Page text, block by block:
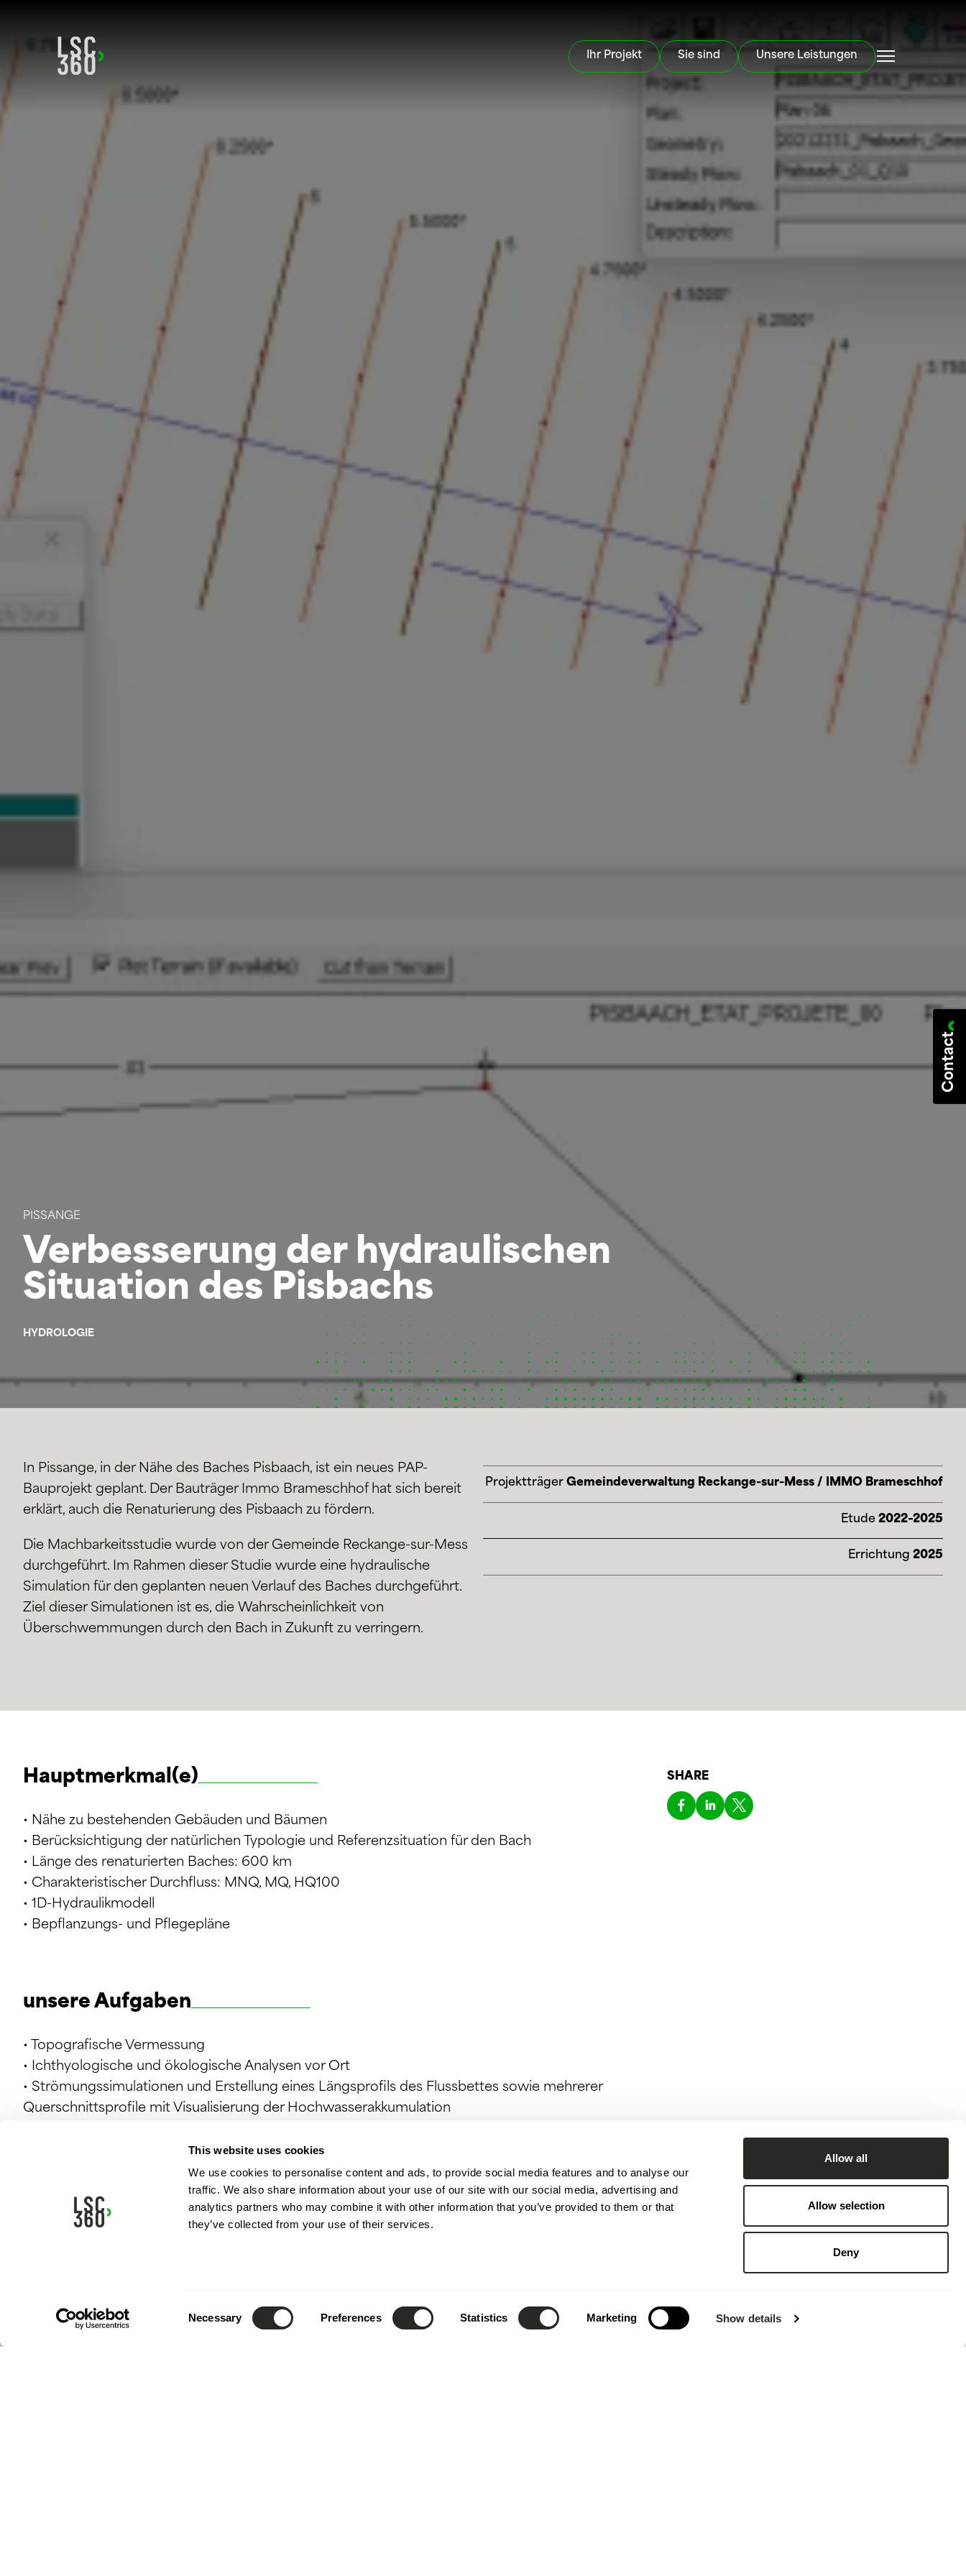
This website uses cookies
We use cookies to personalise content and ads, to provide social media features and to analyse our
traffic. We also share information about your use of our site with our social media, advertising and
analytics partners who may combine it with other information that you’ve provided to them or that
they’ve collected from your use of their services.
Necessary Preferences Statistics Marketing Show details
Allow all
Allow selection
Deny
Ihr Projekt Sie sind Unsere Leistungen
Contact
PISSANGE
Verbesserung der hydraulischen
Situation des Pisbachs
HYDROLOGIE
In Pissange, in der Nähe des Baches Pisbaach, ist ein neues PAP-
Bauprojekt geplant. Der Bauträger Immo Brameschhof hat sich bereit
erklärt, auch die Renaturierung des Pisbaach zu fördern.
Die Machbarkeitsstudie wurde von der Gemeinde Reckange-sur-Mess
durchgeführt. Im Rahmen dieser Studie wurde eine hydraulische
Simulation für den geplanten neuen Verlauf des Baches durchgeführt.
Ziel dieser Simulationen ist es, die Wahrscheinlichkeit von
Überschwemmungen durch den Bach in Zukunft zu verringern.
Projektträger Gemeindeverwaltung Reckange-sur-Mess / IMMO Brameschhof
Etude 2022–2025
Errichtung 2025
Hauptmerkmal(e)
• Nähe zu bestehenden Gebäuden und Bäumen
• Berücksichtigung der natürlichen Typologie und Referenzsituation für den Bach
• Länge des renaturierten Baches: 600 km
• Charakteristischer Durchfluss: MNQ, MQ, HQ100
• 1D-Hydraulikmodell
• Bepflanzungs- und Pflegepläne
unsere Aufgaben
• Topografische Vermessung
• Ichthyologische und ökologische Analysen vor Ort
• Strömungssimulationen und Erstellung eines Längsprofils des Flussbettes sowie mehrerer
Querschnittsprofile mit Visualisierung der Hochwasserakkumulation
SHARE